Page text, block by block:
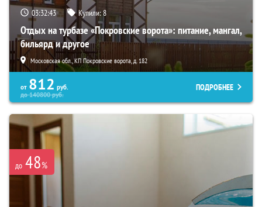
03:32:42 Купили:8
Отдых на турбазе «Покровские ворота»: питание, мангал,
бильярд и другое
Московская обл., КП Покровские ворота, д. 182
от 812 руб.
до140800руб.
ПОДРОБНЕЕ
до 48%